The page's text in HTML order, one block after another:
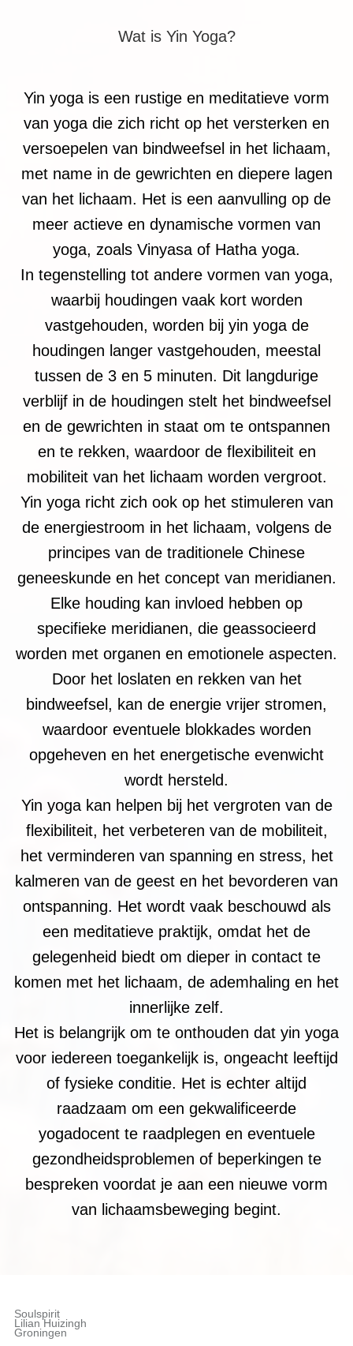
Wat is Yin Yoga?
Yin yoga is een rustige en meditatieve vorm
van yoga die zich richt op het versterken en
versoepelen van bindweefsel in het lichaam,
met name in de gewrichten en diepere lagen
van het lichaam. Het is een aanvulling op de
meer actieve en dynamische vormen van
yoga, zoals Vinyasa of Hatha yoga.
In tegenstelling tot andere vormen van yoga,
waarbij houdingen vaak kort worden
vastgehouden, worden bij yin yoga de
houdingen langer vastgehouden, meestal
tussen de 3 en 5 minuten. Dit langdurige
verblijf in de houdingen stelt het bindweefsel
en de gewrichten in staat om te ontspannen
en te rekken, waardoor de flexibiliteit en
mobiliteit van het lichaam worden vergroot.
Yin yoga richt zich ook op het stimuleren van
de energiestroom in het lichaam, volgens de
principes van de traditionele Chinese
geneeskunde en het concept van meridianen.
Elke houding kan invloed hebben op
specifieke meridianen, die geassocieerd
worden met organen en emotionele aspecten.
Door het loslaten en rekken van het
bindweefsel, kan de energie vrijer stromen,
waardoor eventuele blokkades worden
opgeheven en het energetische evenwicht
wordt hersteld.
Yin yoga kan helpen bij het vergroten van de
flexibiliteit, het verbeteren van de mobiliteit,
het verminderen van spanning en stress, het
kalmeren van de geest en het bevorderen van
ontspanning. Het wordt vaak beschouwd als
een meditatieve praktijk, omdat het de
gelegenheid biedt om dieper in contact te
komen met het lichaam, de ademhaling en het
innerlijke zelf.
Het is belangrijk om te onthouden dat yin yoga
voor iedereen toegankelijk is, ongeacht leeftijd
of fysieke conditie. Het is echter altijd
raadzaam om een gekwalificeerde
yogadocent te raadplegen en eventuele
gezondheidsproblemen of beperkingen te
bespreken voordat je aan een nieuwe vorm
van lichaamsbeweging begint.
Soulspirit
Lilian Huizingh
Groningen